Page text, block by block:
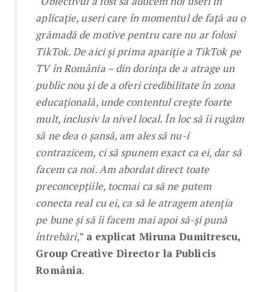
aplicație, useri care în momentul de față au o
grămadă de motive pentru care nu ar folosi
TikTok. De aici și prima apariție a TikTok pe
TV în România – din dorința de a atrage un
public nou și de a oferi credibilitate în zona
educațională, unde contentul crește foarte
mult, inclusiv la nivel local. În loc să îi rugăm
să ne dea o șansă, am ales să nu-i
contrazicem, ci să spunem exact ca ei, dar să
facem ca noi. Am abordat direct toate
preconcepțiile, tocmai ca să ne putem
conecta real cu ei, ca să le atragem atenția
pe bune și să îi facem mai apoi să-și pună
întrebări,” a explicat Miruna Dumitrescu,
Group Creative Director la Publicis
România.